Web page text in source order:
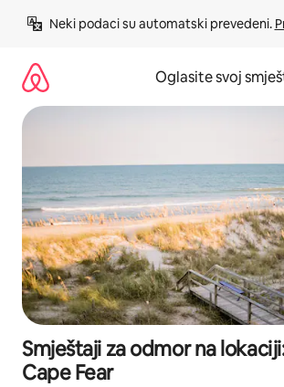
Neki podaci su automatski prevedeni.
Oglasite svoj
Smještaji za odmor na
Cape Fear